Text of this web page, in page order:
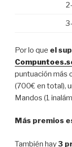
2-
3-
Por lo que el
puntuación más
(700€ en total),
Mandos (1
Más premios
También hay3